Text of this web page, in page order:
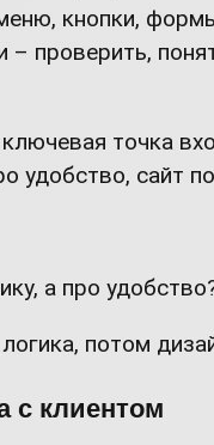
кнопки,
– проверить,
точка
удобство, сайт
а про
потом
с клиентом